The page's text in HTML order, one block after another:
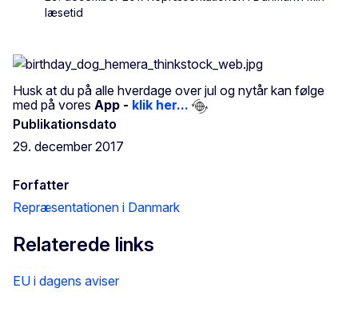
læsetid
Husk at du på alle hverdage over jul og nytår kan følge
med på vores App - klik her...
Publikationsdato
29. december 2017
Forfatter
Repræsentationen i Danmark
Relaterede links
EU i dagens aviser